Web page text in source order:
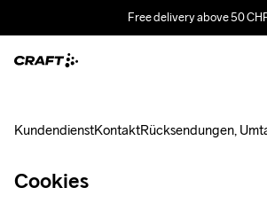
Free delivery above 50
KundendienstKontaktRücksendungen,
Cookies